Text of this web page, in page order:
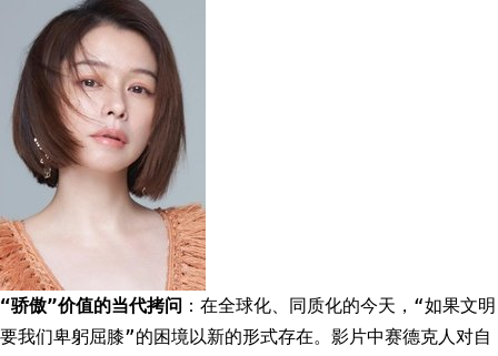
“骄傲”价值的当代拷问 ：在全球化、同质化的今天，“如果文明
要我们卑躬屈膝”的困境以新的形式存在。影片中赛德克人对自